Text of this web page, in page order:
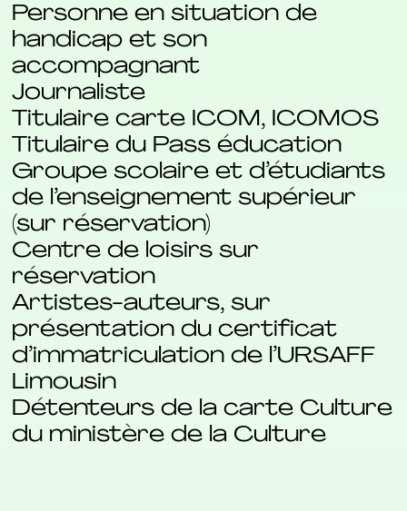
Personne en situation de
handicap et son
accompagnant
Journaliste
Titulaire carte ICOM, ICOMOS
Titulaire du Pass éducation
Groupe scolaire et d’étudiants
de l’enseignement supérieur
(sur réservation)
Centre de loisirs sur
réservation
Artistes-auteurs, sur
présentation du certificat
d’immatriculation de l’URSAFF
Limousin
Détenteurs de la carte Culture
du ministère de la Culture